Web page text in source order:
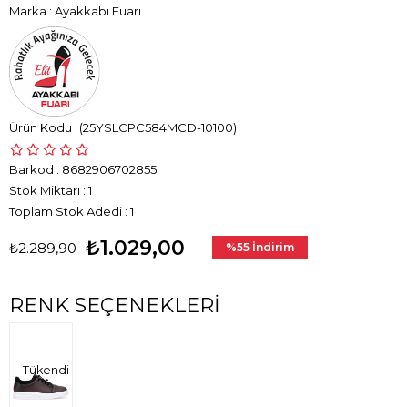
Marka : Ayakkabı Fuarı
(25YSLCPC584MCD-10100)
Barkod : 8682906702855
Stok Miktarı : 1
Toplam Stok Adedi : 1
₺2.289,90 ₺1.029,00 %55 İndirim
RENK SEÇENEKLERI
Tükendi